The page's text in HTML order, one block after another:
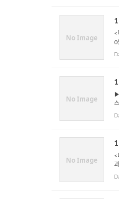
No Image
<
0
No Image
No Image
<